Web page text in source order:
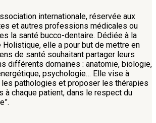
internationale, réservée aux
et autres professions médicales ou
la santé bucco-dentaire. Dédiée à la
Holistique, elle a pour but de mettre en
de santé souhaitant partager leurs
différents domaines : anatomie, biologie,
psychologie… Elle vise à
pathologies et proposer les thérapies
à chaque patient, dans le respect du